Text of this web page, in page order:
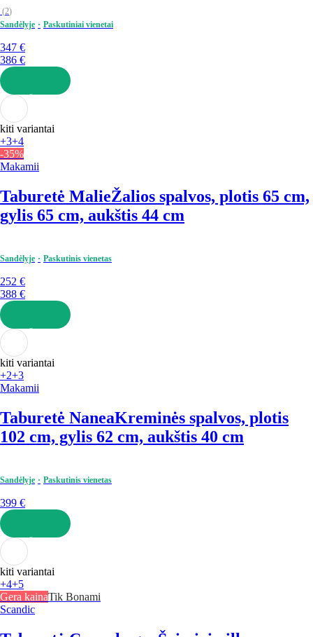
(2)
Sandėlyje
Paskutiniai vienetai
347 €
386 €
Į KREPŠELĮ
kiti variantai
+3+4
-35%
Makamii
Taburetė MalieŽalios spalvos, plotis 65 cm,
gylis 65 cm, aukštis 44 cm
Sandėlyje Paskutinis vienetas
252 €
388 €
Į KREPŠELĮ
kiti variantai
+2+3
Makamii
Taburetė NaneaKreminės spalvos, plotis
102 cm, gylis 62 cm, aukštis 40 cm
Sandėlyje Paskutinis vienetas
399 €
Į KREPŠELĮ
kiti variantai
+4+5
Gera kainaTik Bonami
Scandic